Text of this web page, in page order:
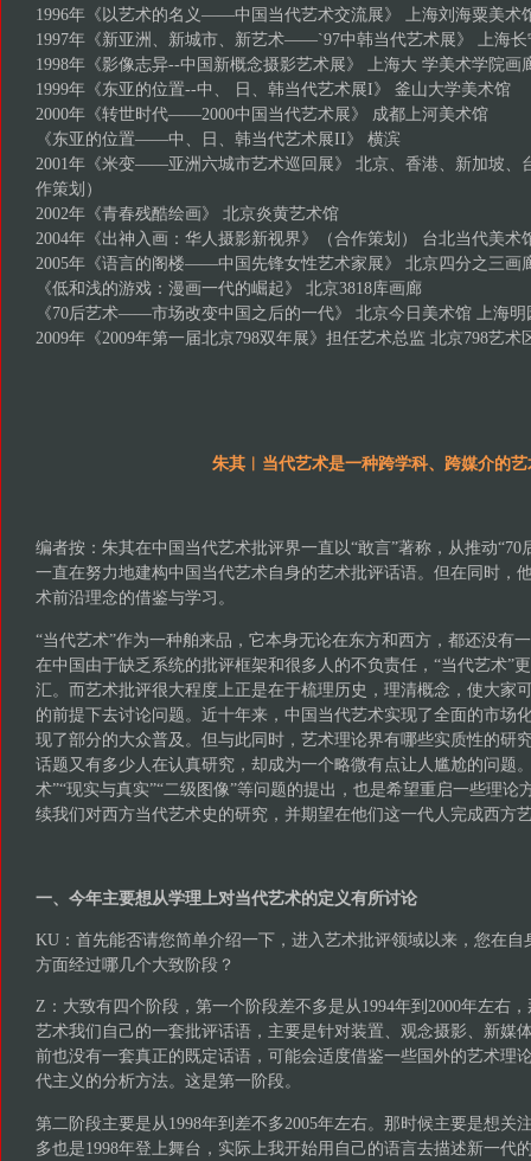
1996年《以艺术的名义——中国当代艺术交流展》 上海刘海粟
1997年《新亚洲、新城市、新艺术——`97中韩当代艺术展》 上
1998年《影像志异--中国新概念摄影艺术展》 上海大 学美术学
1999年《东亚的位置--中、 日、韩当代艺术展I》 釜山大学美
2000年《转世时代——2000中国当代艺术展》 成都上河美术馆
《东亚的位置——中、日、韩当代艺术展II》 横滨
2001年《米变——亚洲六城市艺术巡回展》 北京、香港、新加坡、
作策划）
2002年《青春残酷绘画》 北京炎黄艺术馆
2004年《出神入画：华人摄影新视界》（合作策划） 台北当代
2005年《语言的阁楼——中国先锋女性艺术家展》 北京四分之
《低和浅的游戏：漫画一代的崛起》 北京3818库画廊
《70后艺术——市场改变中国之后的一代》 北京今日美术馆 上
2009年《2009年第一届北京798双年展》担任艺术总监 北京798艺术
朱其︱当代艺术是一种跨学科、跨媒介的艺
编者按：朱其在中国当代艺术批评界一直以“敢言”著称，从推动“70
一直在努力地建构中国当代艺术自身的艺术批评话语。但在同时，
术前沿理念的借鉴与学习。
“当代艺术”作为一种舶来品，它本身无论在东方和西方，都还没有
在中国由于缺乏系统的批评框架和很多人的不负责任，“当代艺术”
汇。而艺术批评很大程度上正是在于梳理历史，理清概念，使大家
的前提下去讨论问题。近十年来，中国当代艺术实现了全面的市场
现了部分的大众普及。但与此同时，艺术理论界有哪些实质性的研
话题又有多少人在认真研究，却成为一个略微有点让人尴尬的问题
术”“现实与真实”“二级图像”等问题的提出，也是希望重启一些理论
续我们对西方当代艺术史的研究，并期望在他们这一代人完成西方
一、今年主要想从学理上对当代艺术的定义有所讨论
KU：首先能否请您简单介绍一下，进入艺术批评领域以来，您在自
方面经过哪几个大致阶段？
Z：大致有四个阶段，第一个阶段差不多是从1994年到2000年左右
艺术我们自己的一套批评话语，主要是针对装置、观念摄影、新媒
前也没有一套真正的既定话语，可能会适度借鉴一些国外的艺术理
代主义的分析方法。这是第一阶段。
第二阶段主要是从1998年到差不多2005年左右。那时候主要是想关
多也是1998年登上舞台，实际上我开始用自己的语言去描述新一代